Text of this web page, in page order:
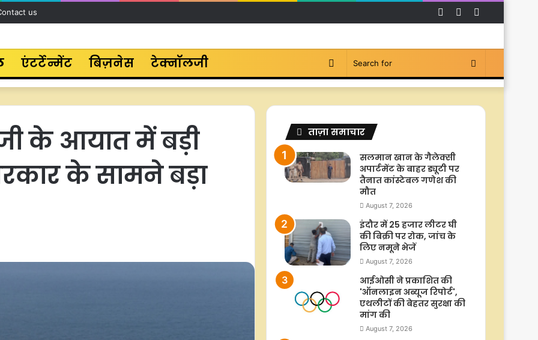
us YouTube
Facebook
एंटर्टेन्मेंट बिज़नेस टेक्नॉलजी Search
for
Switch
skin
के आयात में बड़ी
के सामने बड़ा
ताज़ा समाचार
सलमान खान के गैलेक्सी
अपार्टमेंट के बाहर ड्यूटी पर
तैनात कांस्टेबल गणेश की
मौत
August 7, 2026
इंदौर में 25 हजार लीटर घी
की बिक्री पर रोक, जांच के
लिए नमूने भेजें
August 7, 2026
आईओसी ने प्रकाशित की
'ऑनलाइन अब्यूज रिपोर्ट',
एथलीटों की बेहतर सुरक्षा की
मांग की
August 7, 2026